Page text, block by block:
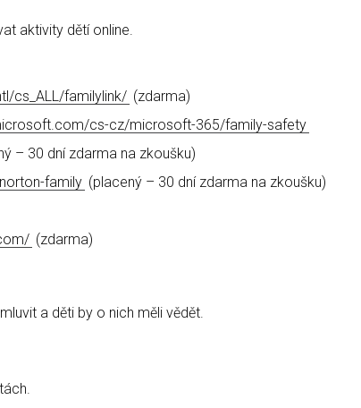
aktivity dětí online.
cs_ALL/familylink/ (zdarma)
cs-cz/microsoft-365/family-safety
– 30 dní zdarma na zkoušku)
family (placený – 30 dní zdarma na zkoušku)
(zdarma)
a děti by o nich měli vědět.